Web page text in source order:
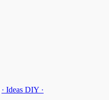
· Ideas DIY ·